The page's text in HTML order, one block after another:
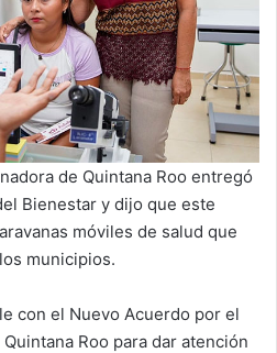
de Quintana Roo entregó
Bienestar y dijo que este
móviles de salud que
municipios.
con el Nuevo Acuerdo por el
Roo para dar atención